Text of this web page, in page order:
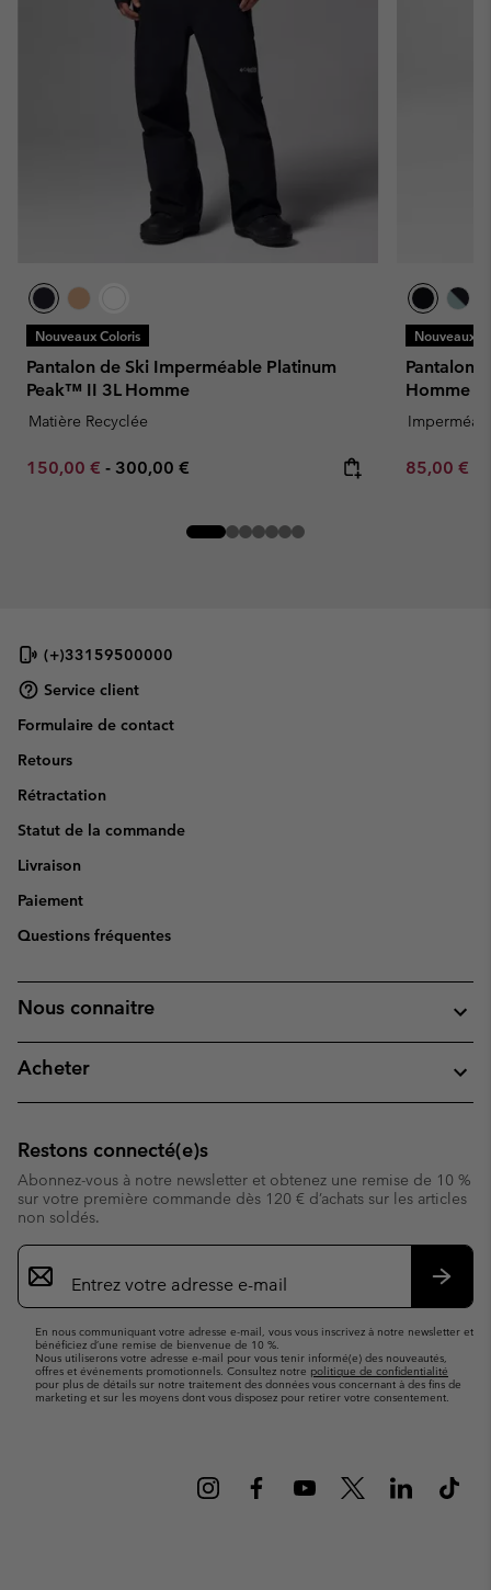
Nouveaux Coloris
Pantalon de Ski Imperméable Platinum
Peak™ II 3L Homme
Matière Recyclée
Minimum sale price:
150,00 € - Maximum price:
300,00 €
Nouveaux
Pantalon
Homme
Minimum
85,00 €
(+)33159500000
Service client
Formulaire de contact
Retours
Rétractation
Statut de la commande
Livraison
Paiement
Questions fréquentes
Nous connaitre
Acheter
Restons connecté(e)s
Abonnez-vous à notre newsletter et obtenez une remise de 10 %
sur votre première commande dès 120 € d’achats sur les articles
non soldés.
Inscription
par
e-
En nous communiquant votre adresse e-mail, vous vous inscrivez à notre newsletter et
bénéficiez d’une remise de bienvenue de 10 %.
Nous utiliserons votre adresse e-mail pour vous tenir informé(e) des nouveautés,
offres et événements promotionnels. Consultez notre politique de confidentialité
pour plus de détails sur notre traitement des données vous concernant à des fins de
marketing et sur les moyens dont vous disposez pour retirer votre consentement.